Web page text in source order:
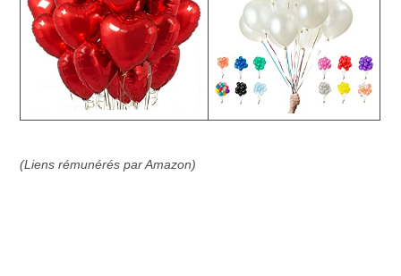
(Liens rémunérés par Amazon)